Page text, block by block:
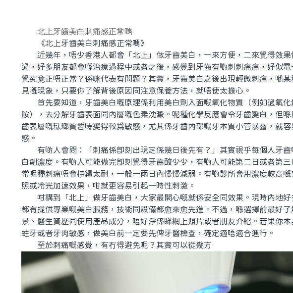
北上牙齒美白刺痛感正常嗎
《北上牙齒美白刺痛感正常嗎》
近幾年，唔少香港人都會「北上」做牙齒美白，一來方便，二來覺得效果
過，好多朋友都會喺治療過程中或者之後，感覺到牙齒有啲刺刺痛痛，好似
覺究竟正唔正常？係咪代表有問題？其實，牙齒美白之後出現輕微刺痛，喺
見嘅現象，只要你了解背後原因同注意保養方法，就唔使太擔心。
首先要知道，牙齒美白嘅原理係利用美白劑入面嘅氧化物質（例如過氧化
胺），去分解牙齒表面同內層嘅色素沈澱。呢種化學反應會令牙齒變白，但
齒表層嘅琺瑯質暫時變得較爲敏感，尤其係牙齒內部嘅牙本質小管暴露，就容
感。
有啲人會問：「刺痛係即刻出現定係幾日後先有？」其實視乎每個人牙齒
白劑濃度。有啲人可能做完即刻覺得牙齒酸少少，有啲人可能第二日或者第
常呢種刺痛唔會持續太耐，一般一兩日內慢慢減弱。有啲診所會用濃度較高
照或冷光加速效果，咁就更容易引起一時性刺激。
咁講到「北上」做牙齒美白，大家最關心嘅就係安全同效果。現時內地好
都有提供專業嘅美白服務，技術同設備都愈來愈先進。不過，喺選擇前最好
景、醫生資歷同使用產品成分，唔好淨係睇網上照片或者朋友介紹。若果你本
蛀牙或者牙肉敏感，做美白前一定要先俾牙醫檢查，確定適唔適合進行。
至於刺痛嘅感覺，有冇得避免呢？其實可以從幾方